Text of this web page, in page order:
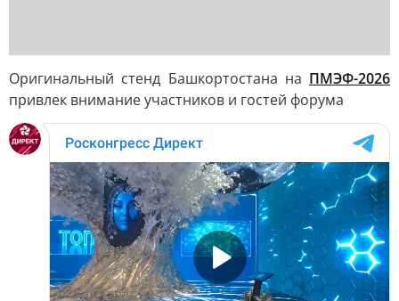
Оригинальный стенд Башкортостана на ПМЭФ-2026
привлек внимание участников и гостей форума